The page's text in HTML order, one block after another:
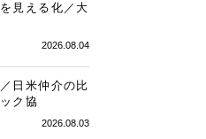
見える化／大
2026.08.04
日米仲介の比
ク協
2026.08.03